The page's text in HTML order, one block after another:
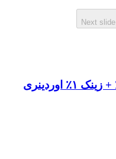
Next slide